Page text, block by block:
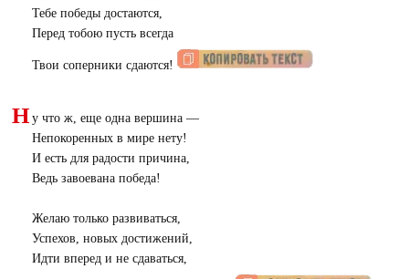
Тебе победы достаются,
Перед тобою пусть всегда
Твои соперники сдаются!
Н у что ж, еще одна вершина —
Непокоренных в мире нету!
И есть для радости причина,
Ведь завоевана победа!
Желаю только развиваться,
Успехов, новых достижений,
Идти вперед и не сдаваться,